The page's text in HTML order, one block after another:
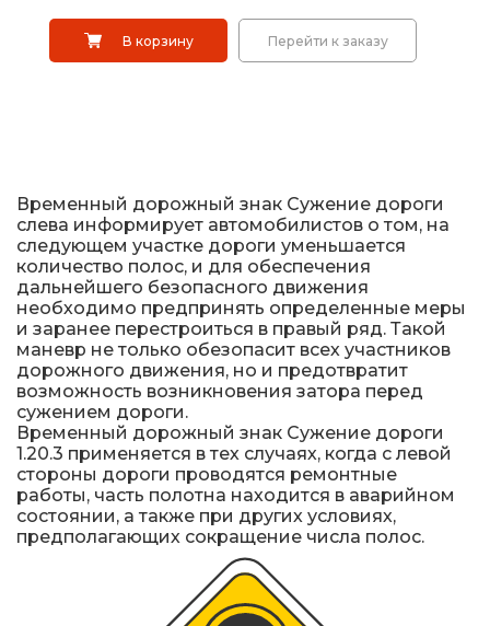
Сферические дорожные зеркала
Мобильные сигнальные строительные
ограждения
Материалы для дорожной разметки
Знаки безопасности
Знаки магистральных газопроводов
Дорожное оборудование
Железнодорожные путевые знаки
В корзину Перейти к заказу
Временный дорожный знак Сужение дороги
слева информирует автомобилистов о том, на
следующем участке дороги уменьшается
количество полос, и для обеспечения
дальнейшего безопасного движения
необходимо предпринять определенные меры
и заранее перестроиться в правый ряд. Такой
маневр не только обезопасит всех участников
дорожного движения, но и предотвратит
возможность возникновения затора перед
сужением дороги.
Временный дорожный знак Сужение дороги
1.20.3 применяется в тех случаях, когда с левой
стороны дороги проводятся ремонтные
работы, часть полотна находится в аварийном
состоянии, а также при других условиях,
предполагающих сокращение числа полос.